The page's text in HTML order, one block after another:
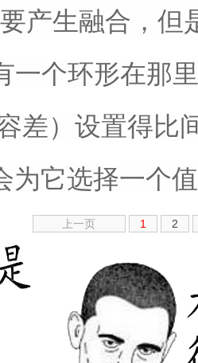
产生融合，但
一个环形在那
差）设置得比
为它选择一个
上一页 1 2